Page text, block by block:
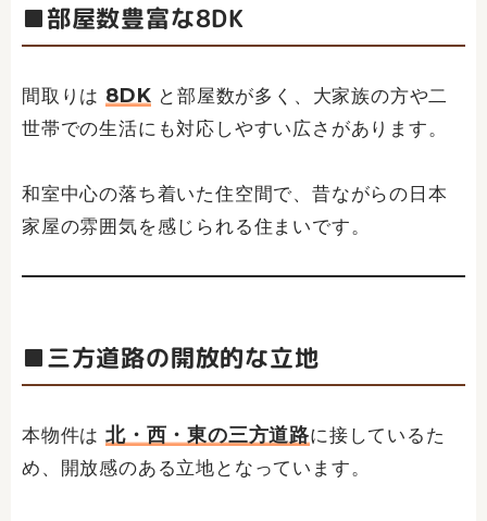
■部屋数豊富な8DK
間取りは 8DK と部屋数が多く、大家族の方や二
世帯での生活にも対応しやすい広さがあります。
和室中心の落ち着いた住空間で、昔ながらの日本
家屋の雰囲気を感じられる住まいです。
■三方道路の開放的な立地
本物件は 北・西・東の三方道路に接しているた
め、開放感のある立地となっています。